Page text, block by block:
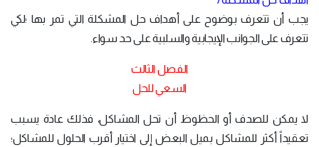
يجب أن تتعرف بوضوح على أهداف حل المشكلة التي تمر بها ؛لكي
تتعرف على الجوانب الإيجابية والسلبية على حد سواء.
الفصل الثالث
السعي للحل
لا يمكن للصدف أو الحظوظ أن تحل المشاكل، فذلك عادة يسبب
تعقيداً أكثر للمشاكل بميل البعض إلى اختيار أقرب الحلول للمشاكل؛